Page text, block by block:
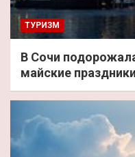
ТУРИЗМ
В Сочи
майские праздники